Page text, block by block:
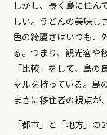
しかし、長く島に住ん
しい。うどんの美味し
色の綺麗さはいつも、
る。つまり、観光客や
「比較」をして、島
ャルを持っている。島
まさに移住者の視点が
「都市」と「地方」